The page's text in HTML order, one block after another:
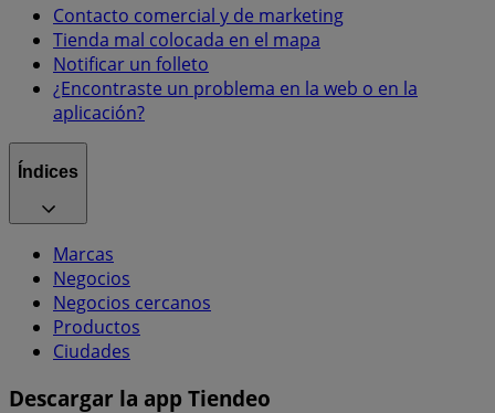
Contacto comercial y de marketing
Tienda mal colocada en el mapa
Notificar un folleto
¿Encontraste un problema en la web o en la
aplicación?
Índices
Marcas
Negocios
Negocios cercanos
Productos
Ciudades
Descargar la app Tiendeo